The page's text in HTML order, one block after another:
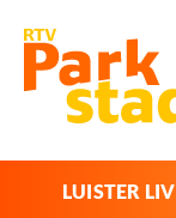
LUISTER